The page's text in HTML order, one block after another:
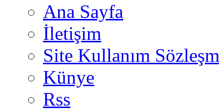
Ana Sayfa
İletişim
Site Kullanım
Künye
Rss